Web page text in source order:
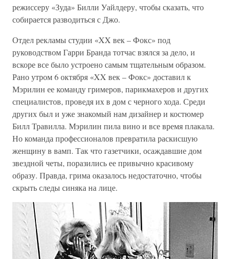
режиссеру «Зуда» Билли Уайлдеру, чтобы сказать, что
собирается разводиться с Джо.
Отдел рекламы студии «XX век – Фокс» под
руководством Гарри Бранда тотчас взялся за дело, и
вскоре все было устроено самым тщательным образом.
Рано утром 6 октября «XX век – Фокс» доставил к
Мэрилин ее команду гримеров, парикмахеров и других
специалистов, проведя их в дом с черного хода. Среди
других был и уже знакомый нам дизайнер и костюмер
Билл Травилла. Мэрилин пила вино и все время плакала.
Но команда профессионалов превратила раскисшую
женщину в вамп. Так что газетчики, осаждавшие дом
звездной четы, поразились ее привычно красивому
образу. Правда, грима оказалось недостаточно, чтобы
скрыть следы синяка на лице.